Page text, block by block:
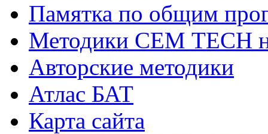
Памятка по общим
Методики СЕМ ТЕСН
Авторские методики
Атлас БАТ
Карта сайта